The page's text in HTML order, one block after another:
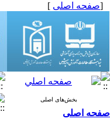
[صفحه اصلی ]
بخش‌های اصلی
صفحه اصلی